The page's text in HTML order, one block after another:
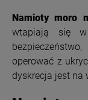
Namioty moro
wtapiają się w
operować z
dyskrecja jest na